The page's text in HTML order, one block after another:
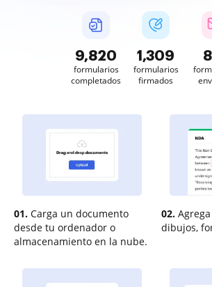
9,822
formularios
completados
1,309
formularios
firmados
01. Carga un documento
desde tu ordenador o
almacenamiento en la nube.
02.
dibujos,